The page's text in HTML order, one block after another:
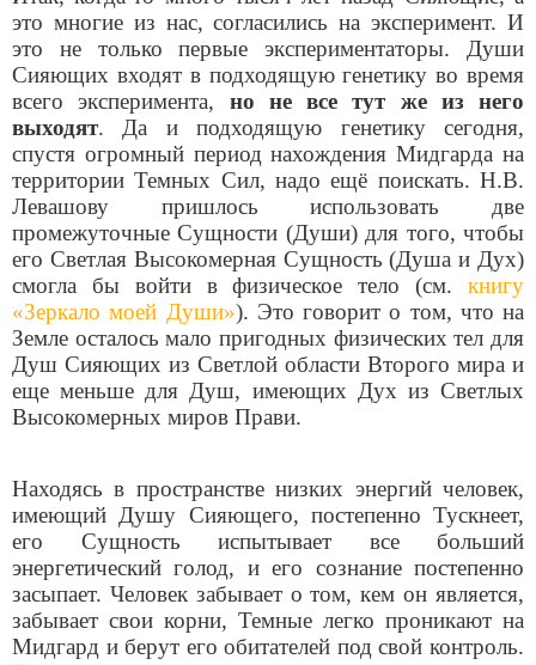
это многие из нас, согласились на эксперимент. И
это не только первые экспериментаторы. Души
Сияющих входят в подходящую генетику во время
всего эксперимента, но не все тут же из него
выходят. Да и подходящую генетику сегодня,
спустя огромный период нахождения Мидгарда на
территории Темных Сил, надо ещё поискать. Н.В.
Левашову пришлось использовать две
промежуточные Сущности (Души) для того, чтобы
его Светлая Высокомерная Сущность (Душа и Дух)
смогла бы войти в физическое тело (см. книгу
«Зеркало моей Души»). Это говорит о том, что на
Земле осталось мало пригодных физических тел для
Душ Сияющих из Светлой области Второго мира и
еще меньше для Душ, имеющих Дух из Светлых
Высокомерных миров Прави.
Находясь в пространстве низких энергий человек,
имеющий Душу Сияющего, постепенно Тускнеет,
его Сущность испытывает все больший
энергетический голод, и его сознание постепенно
засыпает. Человек забывает о том, кем он является,
забывает свои корни, Темные легко проникают на
Мидгард и берут его обитателей под свой контроль.